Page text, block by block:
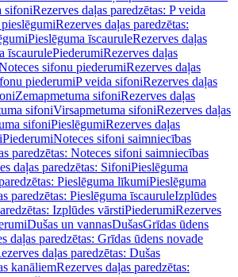
sifoniRezerves daļas paredzētas: P veida
Rezerves daļas paredzētas:
Pieslēguma īscauruleRezerves daļas
īscaurulePiederumiRezerves daļas
sifonu piederumiRezerves daļas
piederumiP veida sifoniRezerves daļas
Zemapmetuma sifoniRezerves daļas
sifoniVirsapmetuma sifoniRezerves daļas
sifoniPieslēgumiRezerves daļas
PiederumiNoteces sifoni saimniecības
paredzētas: Noteces sifoni saimniecības
daļas paredzētas: SifoniPieslēguma
Pieslēguma līkumiPieslēguma
paredzētas: Pieslēguma īscauruleIzplūdes
Izplūdes vārstiPiederumiRezerves
Dušas un vannasDušasGrīdas ūdens
daļas paredzētas: Grīdas ūdens novade
daļas paredzētas: Dušas
kanāliemRezerves daļas paredzētas: